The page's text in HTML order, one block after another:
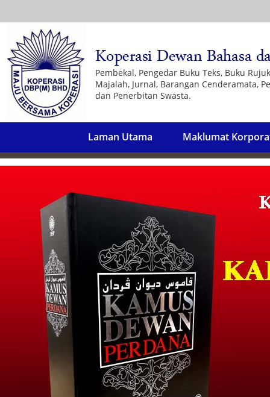
Pembekal, Pengedar Buku Teks, Buku
Majalah, Jurnal, Barangan Cenderamata,
dan Penerbitan Swasta.
Laman Utama Maklumat